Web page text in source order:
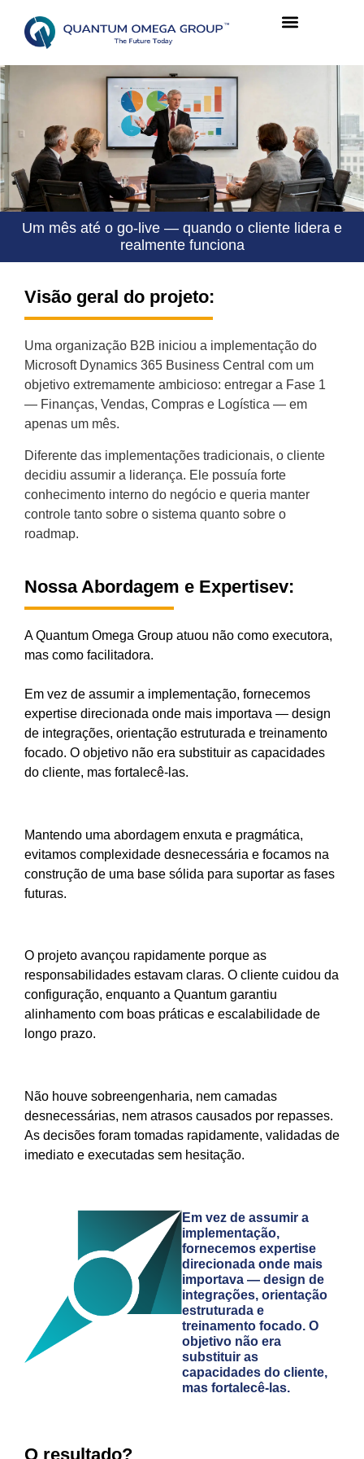
Um mês até o go-live — quando o cliente lidera e
realmente funciona
Visão geral do projeto:
Uma organização B2B iniciou a implementação do
Microsoft Dynamics 365 Business Central com um
objetivo extremamente ambicioso: entregar a Fase 1
— Finanças, Vendas, Compras e Logística — em
apenas um mês.
Diferente das implementações tradicionais, o cliente
decidiu assumir a liderança. Ele possuía forte
conhecimento interno do negócio e queria manter
controle tanto sobre o sistema quanto sobre o
roadmap.
Nossa Abordagem e Expertisev:
A Quantum Omega Group atuou não como executora,
mas como facilitadora.
Em vez de assumir a implementação, fornecemos
expertise direcionada onde mais importava — design
de integrações, orientação estruturada e treinamento
focado. O objetivo não era substituir as capacidades
do cliente, mas fortalecê-las.
Mantendo uma abordagem enxuta e pragmática,
evitamos complexidade desnecessária e focamos na
construção de uma base sólida para suportar as fases
futuras.
O projeto avançou rapidamente porque as
responsabilidades estavam claras. O cliente cuidou da
configuração, enquanto a Quantum garantiu
alinhamento com boas práticas e escalabilidade de
longo prazo.
Não houve sobreengenharia, nem camadas
desnecessárias, nem atrasos causados por repasses.
As decisões foram tomadas rapidamente, validadas de
imediato e executadas sem hesitação.
Em vez de assumir a
implementação,
fornecemos expertise
direcionada onde mais
importava — design de
integrações, orientação
estruturada e
treinamento focado. O
objetivo não era
substituir as
capacidades do cliente,
mas fortalecê-las.
O resultado?